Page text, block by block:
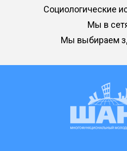
Социологические
Мы в
Мы выбираем